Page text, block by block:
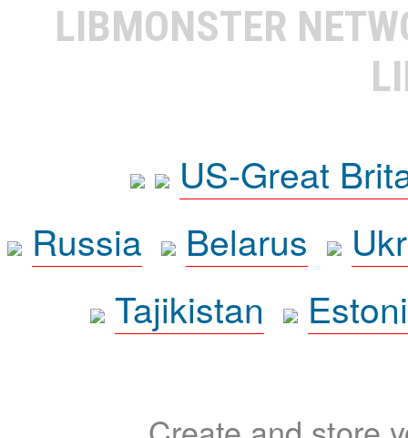
LIBMONSTER
US-Great
Russia
Belarus
Tajikistan